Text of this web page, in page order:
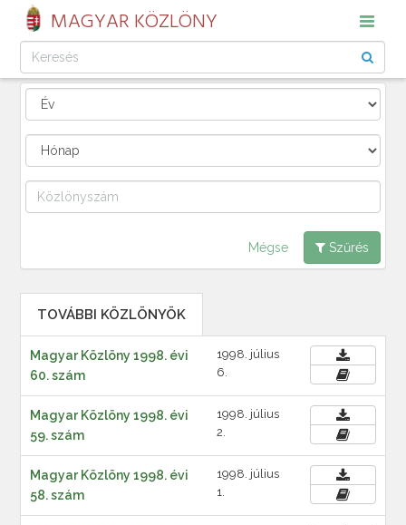
MAGYAR KÖZLÖNY
Mégse Szűrés
TOVÁBBI KÖZLÖNYÖK
Magyar Közlöny 1998. évi
60. szám
1998. július
6.
Magyar Közlöny 1998. évi
59. szám
1998. július
2.
Magyar Közlöny 1998. évi
58. szám
1998. július
1.